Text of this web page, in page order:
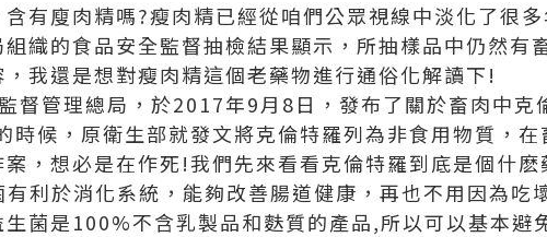
有廋肉精嗎?瘦肉精已經從咱們公眾視線中淡化了很
織的食品安全監督抽檢結果顯示，所抽樣品中仍然有
我還是想對瘦肉精這個老藥物進行通俗化解讀下!
督管理總局，於2017年9月8日，發布了關於畜肉中克
時候，原衛生部就發文將克倫特羅列為非食用物質，
，想必是在作死!我們先來看看克倫特羅到底是個什麽
有利於消化系統，能夠改善腸道健康，再也不用因為吃
生菌是100%不含乳製品和麩質的產品,所以可以基本避